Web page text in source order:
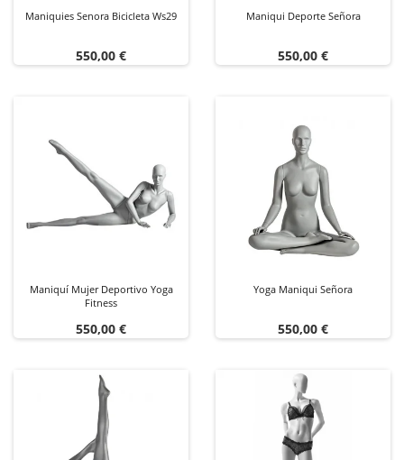
Maniquies Senora Bicicleta Ws29
Precio
550,00 €
Maniqui Deporte Señora
Precio
550,00 €
Maniquí Mujer Deportivo Yoga
Fitness
Precio
550,00 €
Yoga Maniqui Señora
Precio
550,00 €